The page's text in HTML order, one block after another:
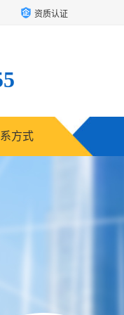
资质认证
方式